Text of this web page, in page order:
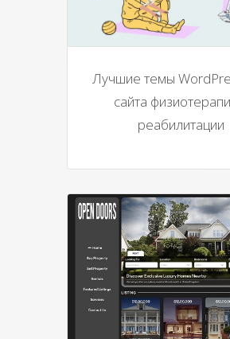
Лучшие темы
сайта
реабилитации